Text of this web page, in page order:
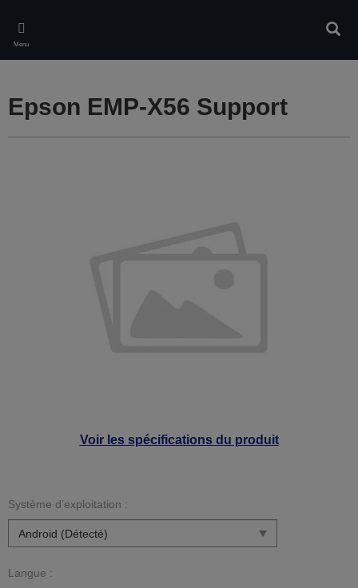
main
content
Menu
Voir les spécifications du produit
Epson EMP-X56 Support
Système d’exploitation :
Langue :